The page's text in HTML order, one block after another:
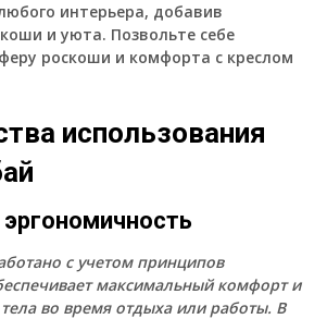
интерьера, добавив
и уюта. Позвольте себе
роскоши и комфорта с креслом
использования
с учетом принципов
максимальный комфорт и
во время отдыха или работы. В